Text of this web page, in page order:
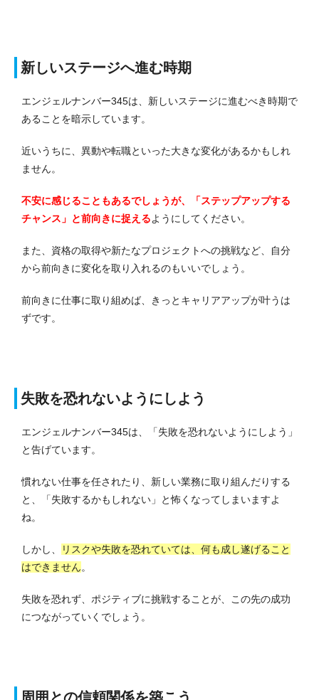
新しいステージへ進む時期
エンジェルナンバー345は、新しいステージに進むべき時期で
あることを暗示しています。
近いうちに、異動や転職といった大きな変化があるかもしれ
ません。
不安に感じることもあるでしょうが、「ステップアップする
チャンス」と前向きに捉えるようにしてください。
また、資格の取得や新たなプロジェクトへの挑戦など、自分
から前向きに変化を取り入れるのもいいでしょう。
前向きに仕事に取り組めば、きっと キャリアアップが叶うは
ずです。
失敗を恐れないようにしよう
エンジェルナンバー345は、「失敗を恐れないようにしよう」
と告げています。
慣れない仕事を任されたり、新しい業務に取り組んだりする
と、「失敗するかもしれない」と怖くなってしまいますよ
ね。
しかし、
リスクや失敗を恐れていては、何も成し遂げること
はできません。
失敗を恐れず、ポジティブに挑戦することが、この先の成功
につながっていくでしょう。